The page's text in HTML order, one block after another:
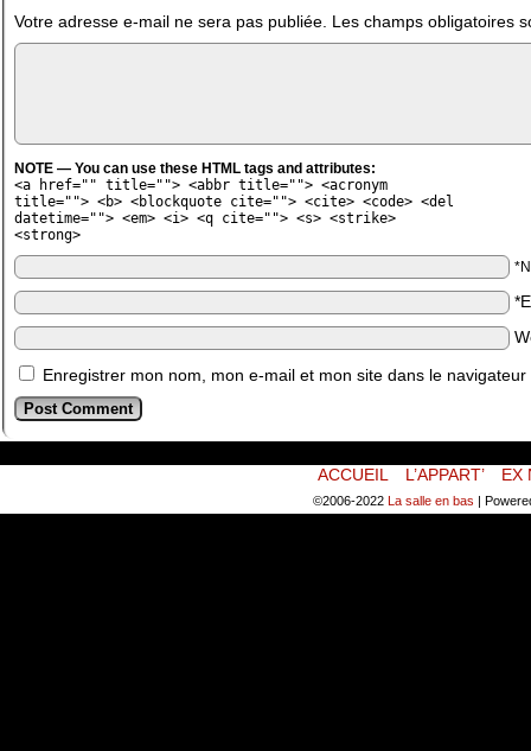
Votre adresse e-mail ne sera pas publiée. Les champs obligatoires
NOTE — You can use these HTML tags and attributes:
<a href="" title=""> <abbr title=""> <acronym
title=""> <b> <blockquote cite=""> <cite> <code> <del
datetime=""> <em> <i> <q cite=""> <s> <strike>
<strong>
Enregistrer mon nom, mon e-mail et mon site dans le
ACCUEIL L’APPART’ EX
©2006-2022 La salle en bas |